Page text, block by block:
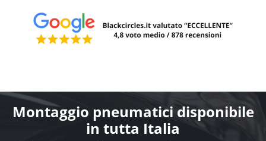
Montaggio pneumatici disponibile
in tutta Italia